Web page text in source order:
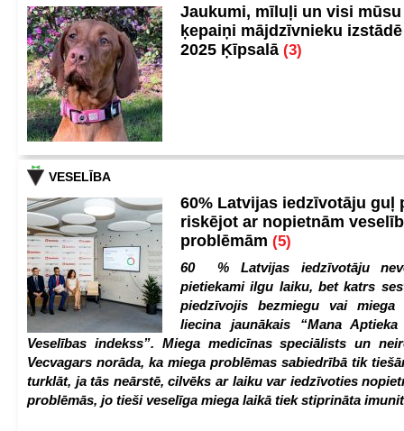
Jaukumi, mīluļi un visi
ķepaiņi mājdzīvnieku
2025 Ķīpsalā (3)
VESELĪBA
60% Latvijas iedzīvotāju guļ
riskējot ar nopietnām
problēmām (5)
60 % Latvijas iedzīvotāju
pietiekami ilgu laiku, bet katrs
piedzīvojis bezmiegu vai miega
liecina jaunākais “Mana
Veselības indekss”. Miega medicīnas speciālists un
Vecvagars norāda, ka miega problēmas sabiedrībā tik
turklāt, ja tās neārstē, cilvēks ar laiku var iedzīvoties
problēmās, jo tieši veselīga miega laikā tiek stiprināta